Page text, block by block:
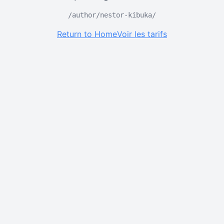
/author/nestor-kibuka/
Return to HomeVoir les tarifs